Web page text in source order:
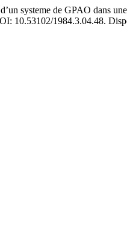
systeme de GPAO dans
10.53102/1984.3.04.48.